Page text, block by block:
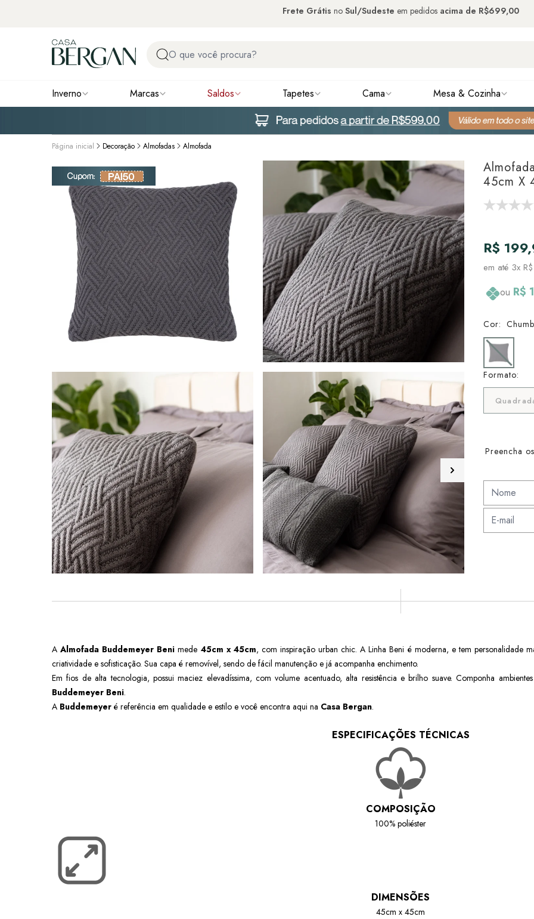
Frete Grátis no Sul/Sudeste em pedidos acima de R$699,00
Inverno Marcas Saldos Tapetes Cama Mesa & Cozinha
Página inicial Decoração Almofadas Almofada
45cm X
R$
em até 3x
ou R$
Formato:
Cor:
Preencha
AAlmofada Buddemeyer Beni mede 45cm x 45cm, com inspiração urban chic. A Linha Beni é moderna, e tem personalidade
criatividade e sofisticação. Sua capa é removível, sendo de fácil manutenção e já acompanha enchimento.
Em fios de alta tecnologia, possui maciez elevadíssima, com volume acentuado, alta resistência e brilho suave. Componha
Buddemeyer Beni.
A Buddemeyer é referência em qualidade e estilo e você encontra aqui na Casa Bergan.
ESPECIFICAÇÕES TÉCNICAS
COMPOSIÇÃO
100% poliéster
DIMENSÕES
45cm x 45cm